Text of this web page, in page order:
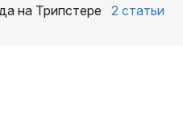
на Трипстере
2 статьи